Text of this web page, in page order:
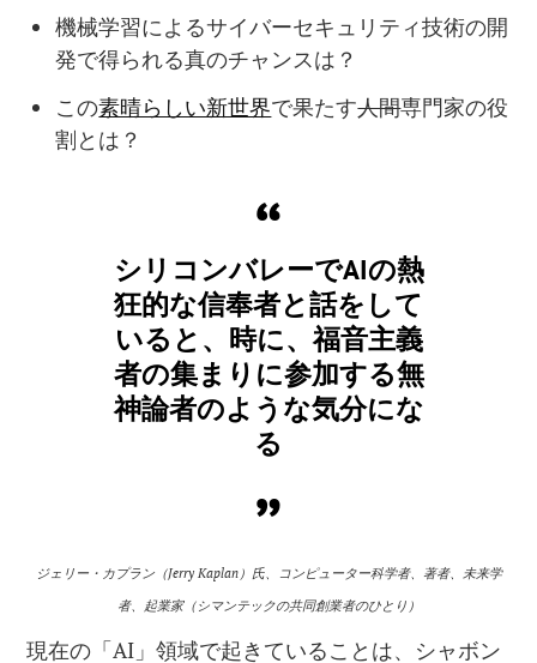
機械学習によるサイバーセキュリティ技術の開
発で得られる真のチャンスは？
この素晴らしい新世界で果たす人間専門家の役
割とは？
シリコンバレーでAIの熱
狂的な信奉者と話をして
いると、時に、福音主義
者の集まりに参加する無
神論者のような気分にな
る
ジェリー・カプラン（Jerry Kaplan）氏、コンピューター科学者、著者、未来学
者、起業家（シマンテックの共同創業者のひとり）
現在の「AI」領域で起きていることは、シャボン